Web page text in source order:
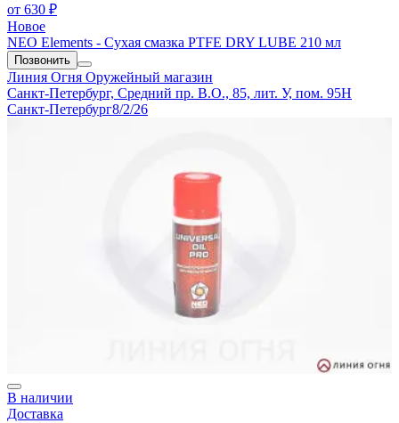
от 630 ₽
Новое
NEO Elements - Сухая смазка PTFE DRY LUBE 210 мл
Позвонить
Линия Огня Оружейный магазин
Санкт-Петербург, Средний пр. В.О., 85, лит. У, пом. 95Н
Санкт-Петербург8/2/26
В наличии
Доставка